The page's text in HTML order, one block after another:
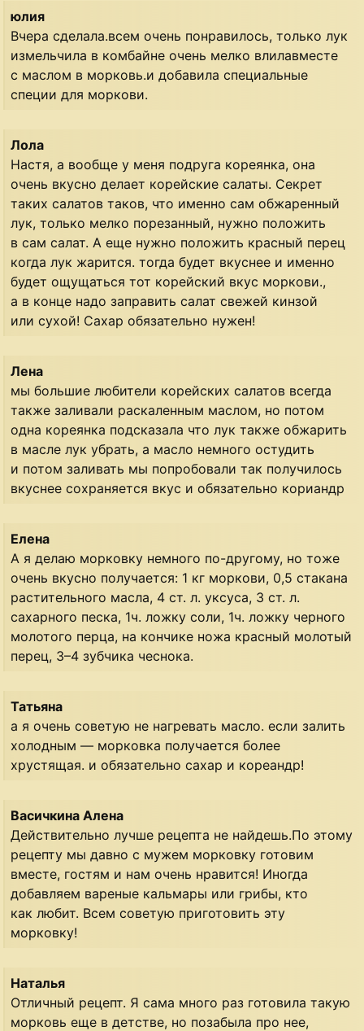
юлия
Вчера сделала.всем очень понравилось, только лук
измельчила в комбайне очень мелко влилавместе
с маслом в морковь.и добавила специальные
специи для моркови.
Лола
Настя, а вообще у меня подруга кореянка, она
очень вкусно делает корейские салаты. Секрет
таких салатов таков, что именно сам обжаренный
лук, только мелко порезанный, нужно положить
в сам салат. А еще нужно положить красный перец
когда лук жарится. тогда будет вкуснее и именно
будет ощущаться тот корейский вкус моркови.,
а в конце надо заправить салат свежей кинзой
или сухой! Сахар обязательно нужен!
Лена
мы большие любители корейских салатов всегда
также заливали раскаленным маслом, но потом
одна кореянка подсказала что лук также обжарить
в масле лук убрать, а масло немного остудить
и потом заливать мы попробовали так получилось
вкуснее сохраняется вкус и обязательно кориандр
Елена
А я делаю морковку немного по-другому, но тоже
очень вкусно получается: 1 кг моркови, 0,5 стакана
растительного масла, 4 ст. л. уксуса, 3 ст. л.
сахарного песка, 1ч. ложку соли, 1ч. ложку черного
молотого перца, на кончике ножа красный молотый
перец, 3–4 зубчика чеснока.
Татьяна
а я очень советую не нагревать масло. если залить
холодным — морковка получается более
хрустящая. и обязательно сахар и кореандр!
Васичкина Алена
Действительно лучше рецепта не найдешь.По этому
рецепту мы давно с мужем морковку готовим
вместе, гостям и нам очень нравится! Иногда
добавляем вареные кальмары или грибы, кто
как любит. Всем советую приготовить эту
морковку!
Наталья
Отличный рецепт. Я сама много раз готовила такую
морковь еще в детстве, но позабыла про нее,